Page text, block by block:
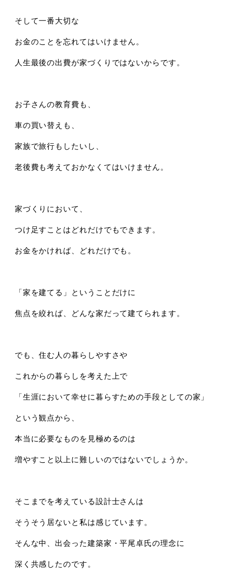
そして一番大切な
お金のことを忘れてはいけません。
人生最後の出費が家づくりではないからです。
お子さんの教育費も、
車の買い替えも、
家族で旅行もしたいし、
老後費も考えておかなくてはいけません。
家づくりにおいて、
つけ足すことはどれだけでもできます。
お金をかければ、どれだけでも。
「家を建てる」ということだけに
焦点を絞れば、どんな家だって建てられます。
でも、住む人の暮らしやすさや
これからの暮らしを考えた上で
「生涯において幸せに暮らすための手段としての家」
という観点から、
本当に必要なものを見極めるのは
増やすこと以上に難しいのではないでしょうか。
そこまでを考えている設計士さんは
そうそう居ないと私は感じています。
そんな中、出会った建築家・平尾卓氏の理念に
深く共感したのです。